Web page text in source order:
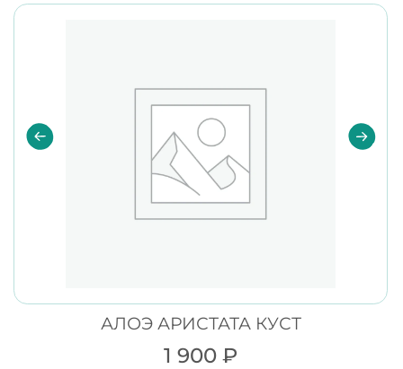
АЛОЭ АРИСТАТА КУСТ
1 900₽